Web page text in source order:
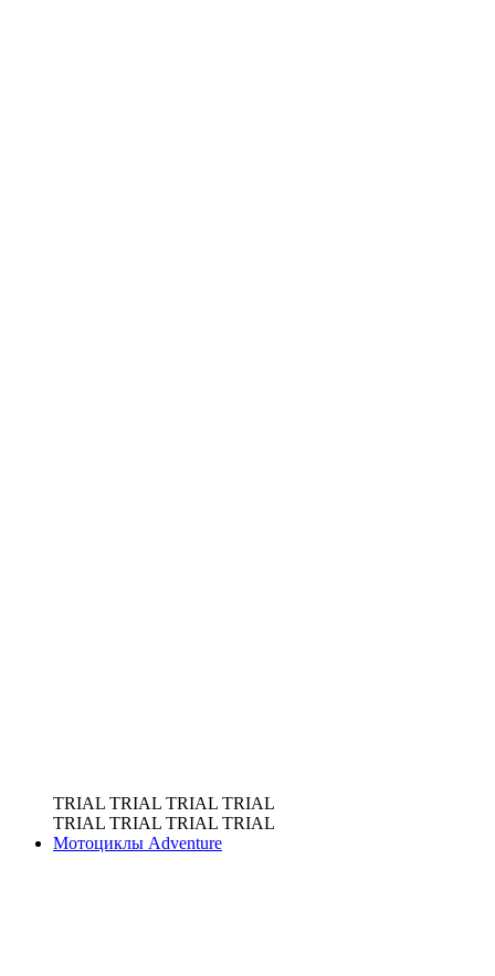
TRIAL TRIAL TRIAL TRIAL
TRIAL TRIAL TRIAL TRIAL
Мотоциклы Adventure